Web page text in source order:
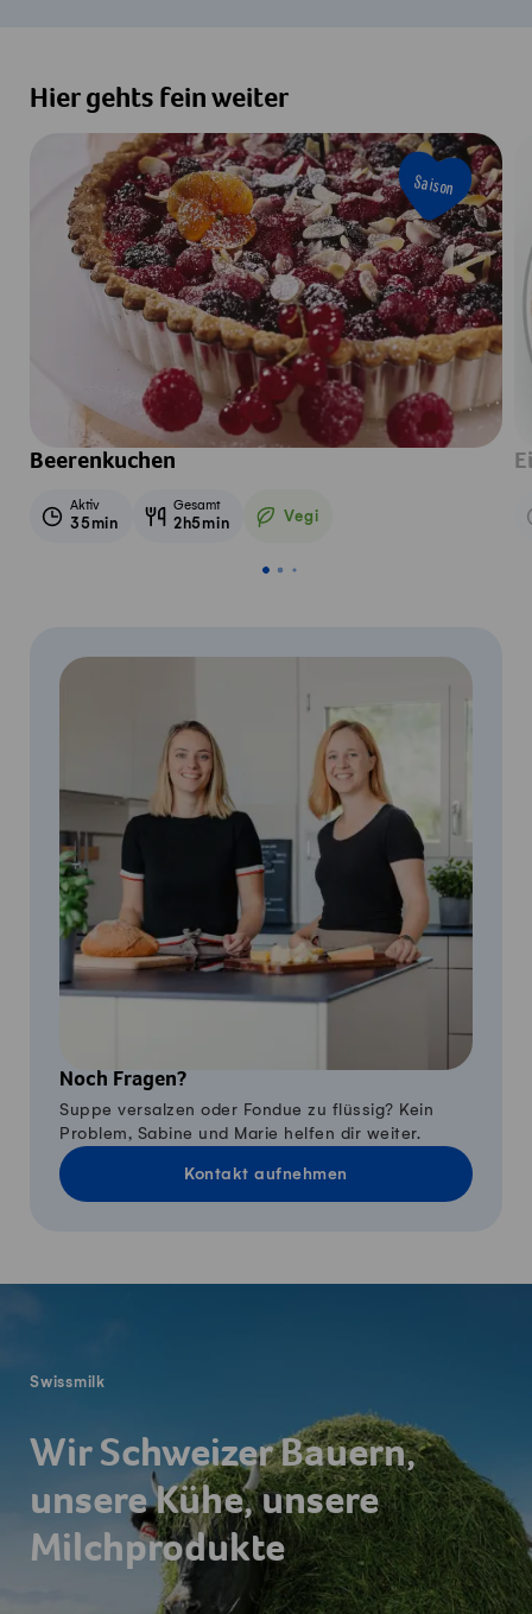
Hier gehts fein weiter
Saison
Beerenkuchen
Aktiv
35min
Gesamt
2h5min Vegi
Vegetarisch
Noch Fragen?
Suppe versalzen oder Fondue zu flüssig? Kein
Problem, Sabine und Marie helfen dir weiter.
Kontakt aufnehmen
Swissmilk
Wir Schweizer Bauern,
unsere Kühe, unsere
Milchprodukte